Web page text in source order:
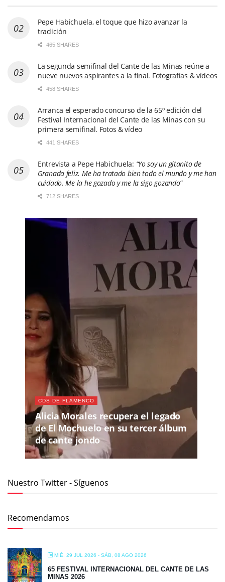
Pepe Habichuela, el toque que hizo avanzar la
tradición
465 SHARES
La segunda semifinal del Cante de las Minas reúne a
nueve nuevos aspirantes a la final. Fotografías & vídeos
458 SHARES
Arranca el esperado concurso de la 65º edición del
Festival Internacional del Cante de las Minas con su
primera semifinal. Fotos & vídeo
441 SHARES
Entrevista a Pepe Habichuela: “Yo soy un gitanito de
Granada feliz. Me ha tratado bien todo el mundo y me han
cuidado. Me la he gozado y me la sigo gozando”
712 SHARES
CDS DE FLAMENCO
Alicia Morales recupera el legado
de El Mochuelo en su tercer álbum
de cante jondo
Nuestro Twitter - Síguenos
Recomendamos
MIÉ, 29 JUL 2026 - SÁB, 08 AGO 2026
65 FESTIVAL INTERNACIONAL DEL CANTE DE LAS
MINAS 2026